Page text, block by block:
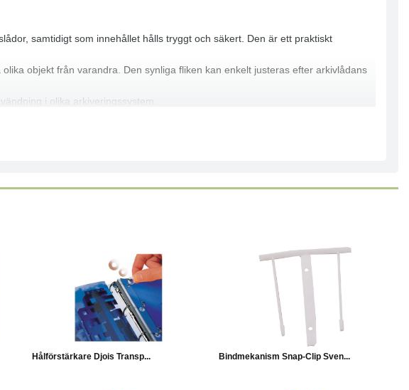
samtidigt som innehållet hålls tryggt och säkert. Den är ett praktiskt
objekt från varandra. Den synliga fliken kan enkelt justeras efter arkivlådans
i olika arkiveringssystem.
Hålförstärkare Djois Transp...
Köp Läs mer
Bindmekanism Snap-Clip Sven...
Läs mer